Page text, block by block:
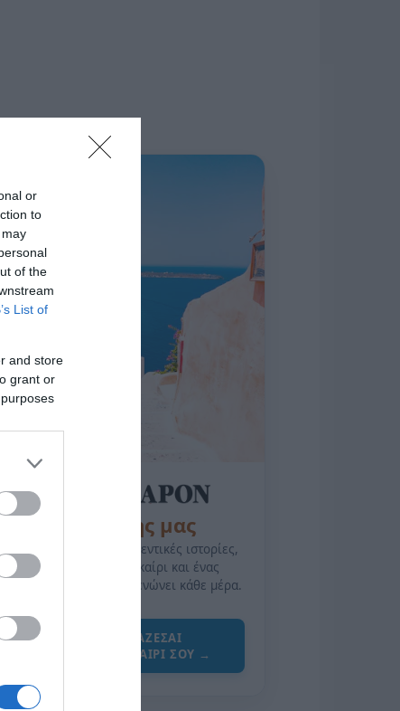
or
to
of the
List of
and store
grant or
της Ζωής μας
Οι άνθρωποι, οι αυθεντικές ιστορίες,
το ελληνικό καλοκαίρι και ένας
πολιτισμός που μας ενώνει κάθε μέρα.
ΌΣΑ ΧΡΕΙΆΖΕΣΑΙ
ΓΙΑ ΤΟ ΚΑΛΟΚΑΊΡΙ ΣΟΥ →